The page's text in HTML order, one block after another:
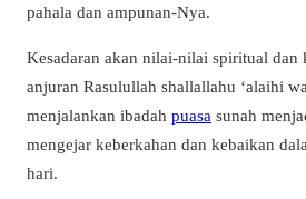
pahala dan ampunan-Nya.
Kesadaran akan nilai-nilai spiritual dan
anjuran Rasulullah shallallahu ‘alaihi
menjalankan ibadah puasa sunah
mengejar keberkahan dan kebaikan
hari.